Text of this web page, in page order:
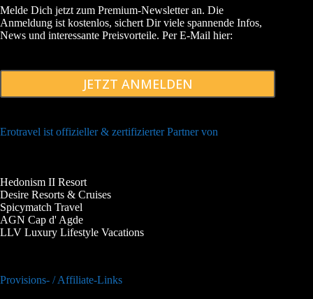
Melde Dich jetzt zum Premium-Newsletter an. Die
Anmeldung ist kostenlos, sichert Dir viele spannende Infos,
News und interessante Preisvorteile. Per E-Mail hier:
JETZT ANMELDEN
Erotravel ist offizieller & zertifizierter Partner von
Hedonism II Resort
Desire Resorts & Cruises
Spicymatch Travel
AGN Cap d' Agde
LLV Luxury Lifestyle Vacations
Provisions- / Affiliate-Links